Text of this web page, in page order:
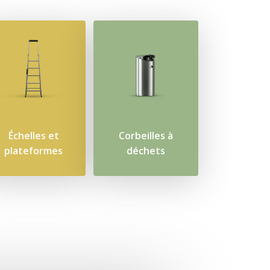
Échelles et
plateformes
Corbeilles à
déchets